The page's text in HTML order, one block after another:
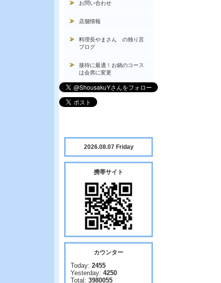
お問い合わせ
店舗情報
料理長やまさん の独り言
ブログ
接待に最適！お鍋のコース
は会席に変更
2026.08.07 Friday
携帯サイト
カウンター
Today: 2455
Yesterday: 4250
Total: 3980055